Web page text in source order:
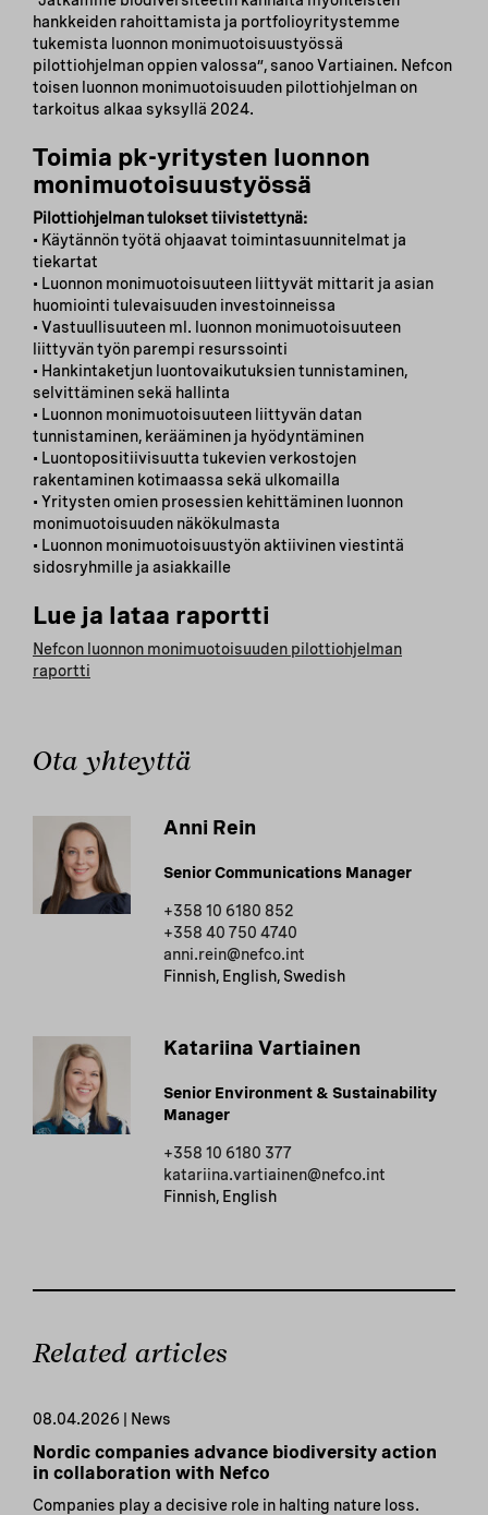
hankkeiden rahoittamista ja portfolioyritystemme
tukemista luonnon monimuotoisuustyössä
pilottiohjelman oppien valossa”, sanoo Vartiainen. Nefcon
toisen luonnon monimuotoisuuden pilottiohjelman on
tarkoitus alkaa syksyllä 2024.
Toimia pk-yritysten luonnon
monimuotoisuustyössä
Pilottiohjelman tulokset tiivistettynä:
• Käytännön työtä ohjaavat toimintasuunnitelmat ja
tiekartat
• Luonnon monimuotoisuuteen liittyvät mittarit ja asian
huomiointi tulevaisuuden investoinneissa
• Vastuullisuuteen ml. luonnon monimuotoisuuteen
liittyvän työn parempi resurssointi
• Hankintaketjun luontovaikutuksien tunnistaminen,
selvittäminen sekä hallinta
• Luonnon monimuotoisuuteen liittyvän datan
tunnistaminen, kerääminen ja hyödyntäminen
• Luontopositiivisuutta tukevien verkostojen
rakentaminen kotimaassa sekä ulkomailla
• Yritysten omien prosessien kehittäminen luonnon
monimuotoisuuden näkökulmasta
• Luonnon monimuotoisuustyön aktiivinen viestintä
sidosryhmille ja asiakkaille
Lue ja lataa raportti
Nefcon luonnon monimuotoisuuden pilottiohjelman
raportti
Ota yhteyttä
Anni Rein
Senior Communications Manager
+358 10 6180 852
+358 40 750 4740
anni.rein@nefco.int
Finnish, English, Swedish
Katariina Vartiainen
Senior Environment & Sustainability
Manager
+358 10 6180 377
katariina.vartiainen@nefco.int
Finnish, English
Related articles
08.04.2026 | News
Nordic companies advance biodiversity action
in collaboration with Nefco
Companies play a decisive role in halting nature loss.